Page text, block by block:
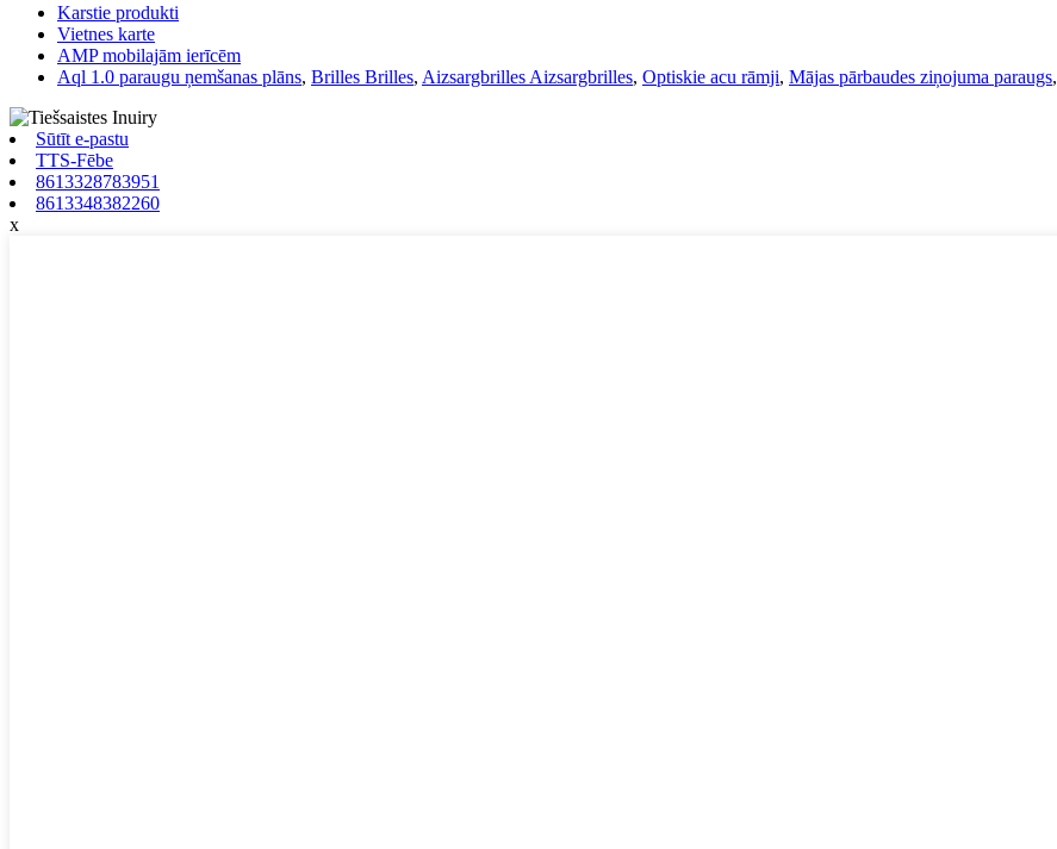
Karstie produkti
Vietnes karte
AMP mobilajām ierīcēm
Aql 1.0 paraugu ņemšanas plāns, Brilles Brilles, Aizsargbrilles Aizsargbrilles, Optiskie acu rāmji, Mājas pārbaudes ziņojuma paraugs,
Sūtīt e-pastu
TTS-Fēbe
8613328783951
8613348382260
x